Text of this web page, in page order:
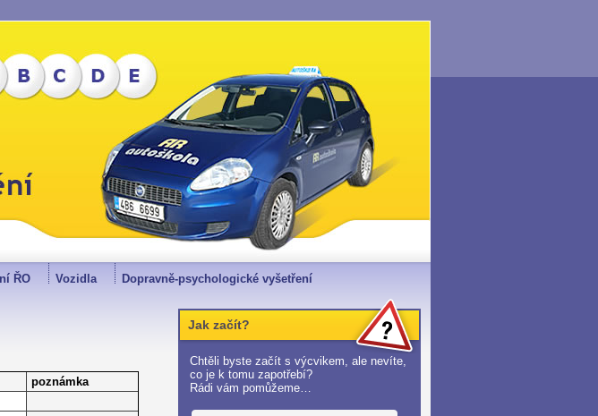
ŘO Vozidla Dopravně-psychologické vyšetření
poznámka
Jak začít?
Chtěli byste začít s výcvikem, ale nevíte,
co je k tomu zapotřebí?
Rádi vám pomůžeme…